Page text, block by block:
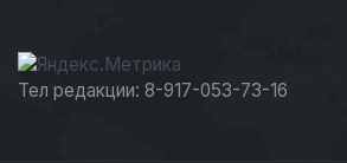
Тел редакции: 8-917-053-73-16